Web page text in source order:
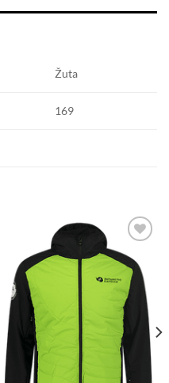
Žuta
169
Add to
wishlist